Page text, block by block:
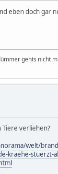
eben doch gar
gehts nicht
Tiere verliehen?
welt/
kraehe-stuerzt-